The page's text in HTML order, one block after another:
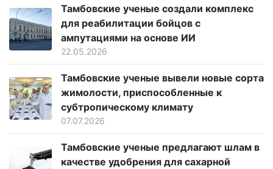
Тамбовские ученые создали комплекс
для реабилитации бойцов с
ампутациями на основе ИИ
22.05.2026
Тамбовские ученые вывели новые сорта
жимолости, приспособленные к
субтропическому климату
07.07.2026
Тамбовские ученые предлагают шлам в
качестве удобрения для сахарной